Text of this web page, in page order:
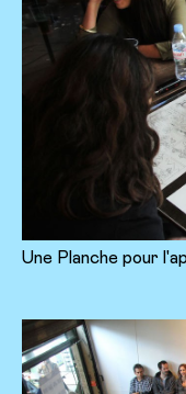
Une Planche pour